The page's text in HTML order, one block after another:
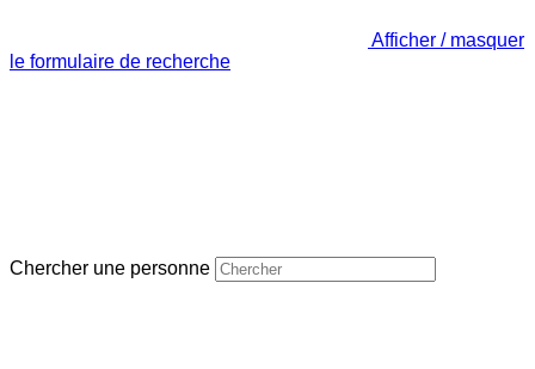
Afficher / masquer
le formulaire de recherche
Chercher une personne